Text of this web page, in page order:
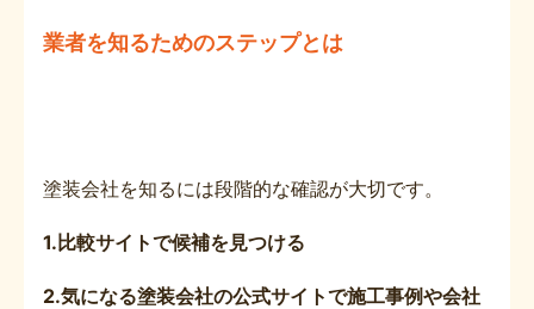
業者を知るためのステップとは
塗装会社を知るには段階的な確認が大切です。
1.比較サイトで候補を見つける
2.気になる塗装会社の公式サイトで施工事例や会社